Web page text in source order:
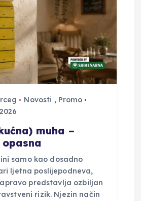
Novosti , Promo
muha –
samo kao dosadno
ljetna poslijepodneva,
predstavlja ozbiljan
rizik. Njezin način